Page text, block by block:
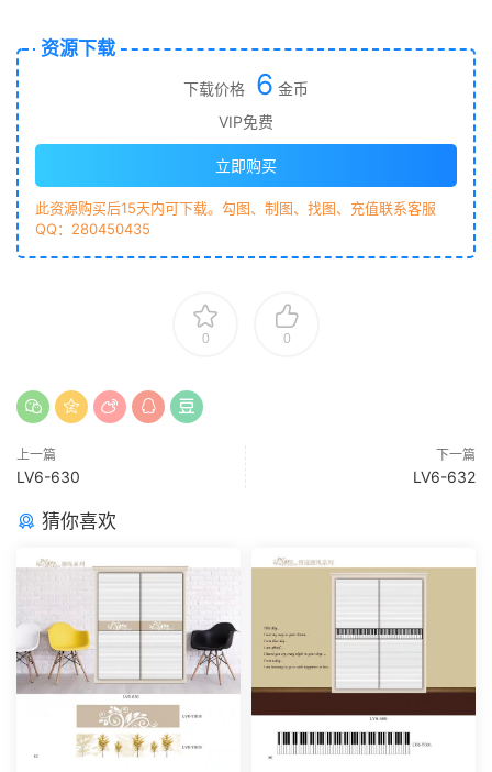
资源下载
下载价格 6 金币
VIP免费
立即购买
此资源购买后15天内可下载。勾图、制图、找图、充值联系客服
QQ：280450435
0 0
上一篇
LV6-630
下一篇
LV6-632
猜你喜欢